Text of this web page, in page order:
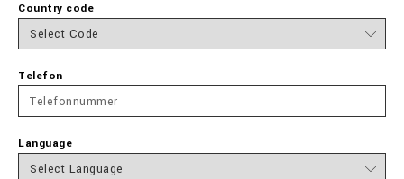
Country code
Telefon
Language